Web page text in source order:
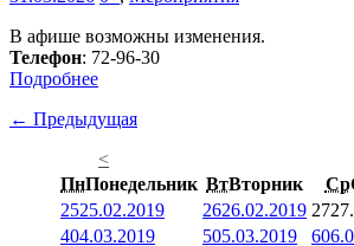
В афише возможны изменения.
Телефон: 72-96-30
Подробнее
← Предыдущая
<
ПнПонедельник ВтВторник Ср
2525.02.2019 2626.02.2019 27
404.03.2019 505.03.2019 6